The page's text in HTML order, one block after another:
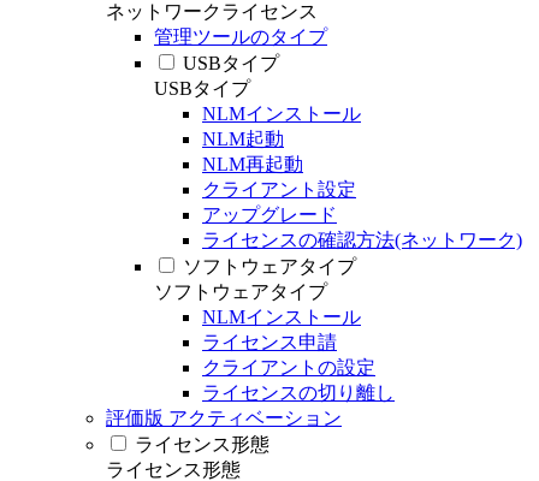
ネットワークライセンス
管理ツールのタイプ
USBタイプ
USBタイプ
NLMインストール
NLM起動
NLM再起動
クライアント設定
アップグレード
ライセンスの確認方法(ネットワーク)
ソフトウェアタイプ
ソフトウェアタイプ
NLMインストール
ライセンス申請
クライアントの設定
ライセンスの切り離し
評価版 アクティベーション
ライセンス形態
ライセンス形態